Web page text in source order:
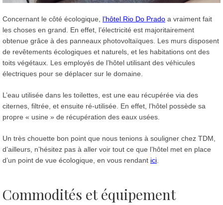
Concernant le côté écologique, l’hôtel Rio Do Prado a vraiment fait
les choses en grand. En effet, l’électricité est majoritairement
obtenue grâce à des panneaux photovoltaïques. Les murs disposent
de revêtements écologiques et naturels, et les habitations ont des
toits végétaux. Les employés de l’hôtel utilisant des véhicules
électriques pour se déplacer sur le domaine.
L’eau utilisée dans les toilettes, est une eau récupérée via des
citernes, filtrée, et ensuite ré-utilisée. En effet, l’hôtel possède sa
propre « usine » de récupération des eaux usées.
Un très chouette bon point que nous tenions à souligner chez TDM,
d’ailleurs, n’hésitez pas à aller voir tout ce que l’hôtel met en place
d’un point de vue écologique, en vous rendant ici
Commodités et équipement